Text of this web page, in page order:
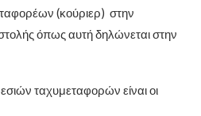
(κούριερ) στην
όπως αυτή δηλώνεται στην
ταχυμεταφορών είναι οι